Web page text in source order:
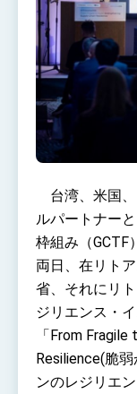
台湾、米国、
ルパートナー
枠組み（GCTF
両日、在リト
省、それにリ
ジリエンス・
「From
Resilience(脆
ンのレジリエ